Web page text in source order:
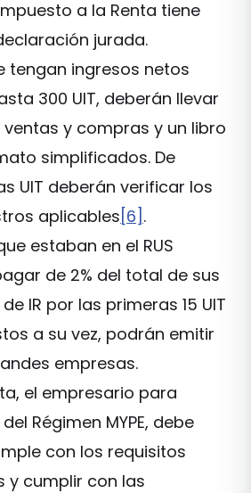
a la Renta tiene
jurada.
tengan ingresos netos
300 UIT, deberán llevar
y compras y un libro
simplificados. De
UIT deberán verificar los
aplicables [6] .
estaban en el RUS
de 2% del total de sus
IR por las primeras 15 UIT
a su vez, podrán emitir
empresas.
el empresario para
Régimen MYPE, debe
con los requisitos
y cumplir con las